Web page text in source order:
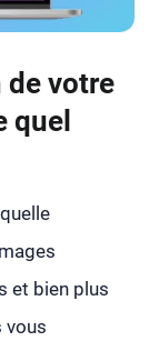
votre
quel
et bien plus
vous